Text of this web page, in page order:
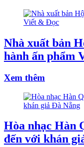
Nhà xuất bản
hành ấn phẩm
Xem thêm
Hòa nhạc Hàn
đến với khán